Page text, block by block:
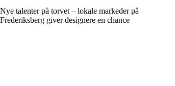
Nye talenter på torvet – lokale markeder på
Frederiksberg giver designere en chance